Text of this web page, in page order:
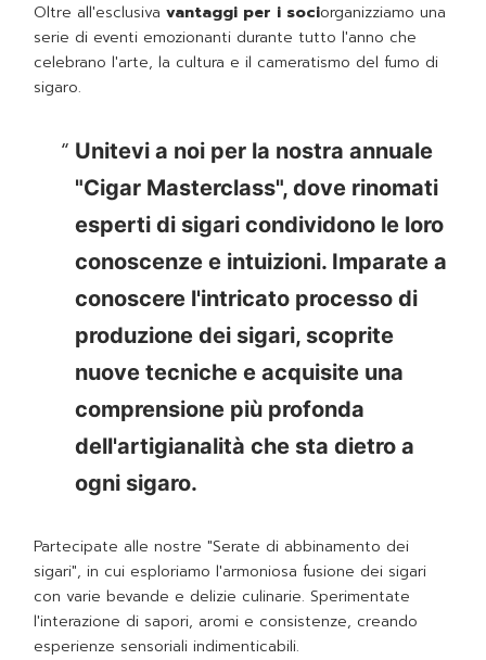
Oltre all'esclusivavantaggi per i sociorganizziamo una
serie di eventi emozionanti durante tutto l'anno che
celebrano l'arte, la cultura e il cameratismo del fumo di
sigaro.
Unitevi a noi per la nostra annuale
"Cigar Masterclass", dove rinomati
esperti di sigari condividono le loro
conoscenze e intuizioni. Imparate a
conoscere l'intricato processo di
produzione dei sigari, scoprite
nuove tecniche e acquisite una
comprensione più profonda
dell'artigianalità che sta dietro a
ogni sigaro.
Partecipate alle nostre "Serate di abbinamento dei
sigari", in cui esploriamo l'armoniosa fusione dei sigari
con varie bevande e delizie culinarie. Sperimentate
l'interazione di sapori, aromi e consistenze, creando
esperienze sensoriali indimenticabili.